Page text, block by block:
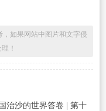
如果网站中图片和文字侵
！
沙的世界答卷 | 第十